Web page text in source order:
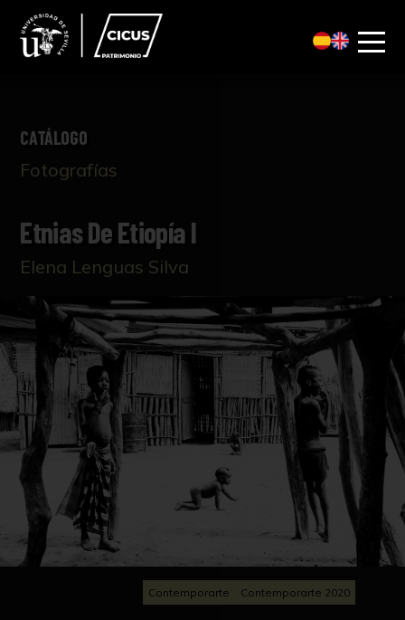
CATÁLOGO
Fotografías
Etnias De Etiopía I
Elena Lenguas Silva
Contemporarte Contemporarte 2020